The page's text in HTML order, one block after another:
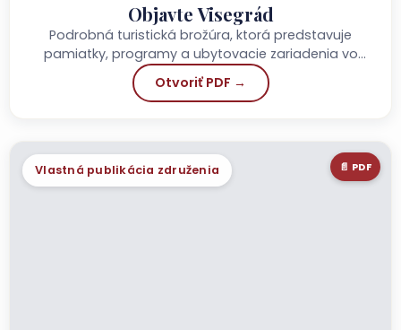
Objavte Visegrád
Podrobná turistická brožúra, ktorá predstavuje
pamiatky, programy a ubytovacie zariadenia vo
Visegráde.
Otvoriť PDF →
📄 PDF
Vlastná publikácia združenia